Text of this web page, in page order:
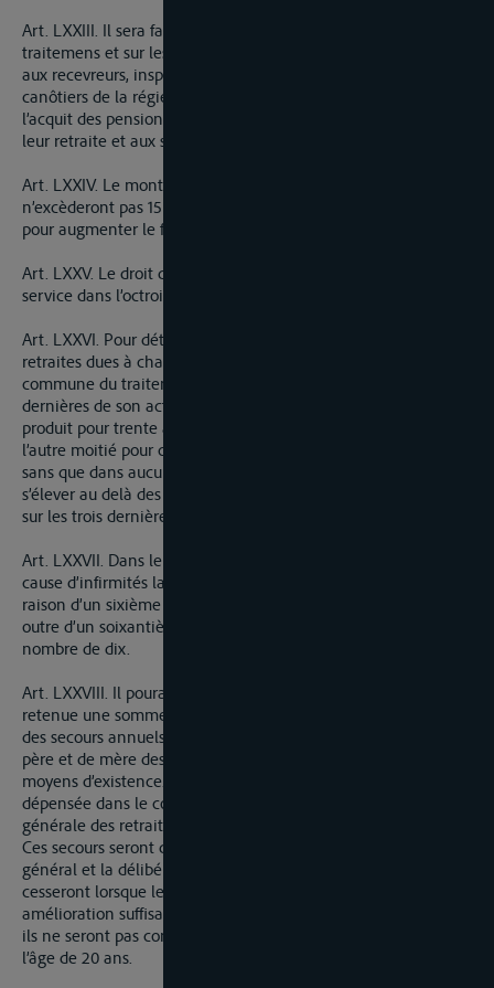
Art. LXXIII. Il sera fait une retenue de quatre pour cent sur les
traitemens et sur les remises allouées au directeur général,
aux recevreurs, inspecteurs, contrôleurs, visiteurs, commis et
canôtiers de la régie de l’octroi, pour former un fonds destiné à
l’acquit des pensions de ceux qui seront dans le cas d’obtenir
leur retraite et aux secours à accorder à leurs veuves et enfans.
Art. LXXIV. Le montant des vacances d’emplois qui
n’excèderont pas 15 jours sera ajouté à la retenue ci-dessus
pour augmenter le fonds des retraites et pensions.
Art. LXXV. Le droit de retraite sera acquis par trente ans de
service dans l’octroi.
Art. LXXVI. Pour déterminer le montant des pensions des
retraites dues à chaque individu, il sera fait une année
commune du traitement dont il aura joui pndant les trois
dernières de son activité. La pension sera de moitié de ce
produit pour trente années de service, et d’un vingtième de
l’autre moitié pour chaque année au dessus de trente ans,
sans que dans aucun cas le maximum des retraites puisse
s’élever au delà des deux tiers du traitement moyen calculé
sur les trois dernières années d’activité.
Art. LXXVII. Dans le cas de retraite forcée avan trent ans pour
cause d’infirmités la pension à accorder sera déterminée à
raison d’un sixième de traitement pour dix ans de servic et en
outre d’un soixantième pour chaque année excédant le
nombre de dix.
Art. LXXVIII. Il pouraa être pris sur le produit annuel de la
retenue une somme de 12 à 1500 francs pour être affectée à
des secours annuels à accorder aux veuves et aux orphelins de
père et de mère des employés qui seroient les plus dénucés de
moyens d’existence. La portion de ce fonds qui ne sera pas
dépensée dans le cours de l’année retournera à la masse
générale des retraites.
Ces secours seront distribués sur la proposition du dircteur
général et la délibération du conseil établi ci-après ; ils
cesseront lorsque les individus auront obtenu une
amélioration suffisante dans leurs facultés et dans aucuns cas
ils ne seront pas continuées aux orphelins qui auront atteint
l’âge de 20 ans.